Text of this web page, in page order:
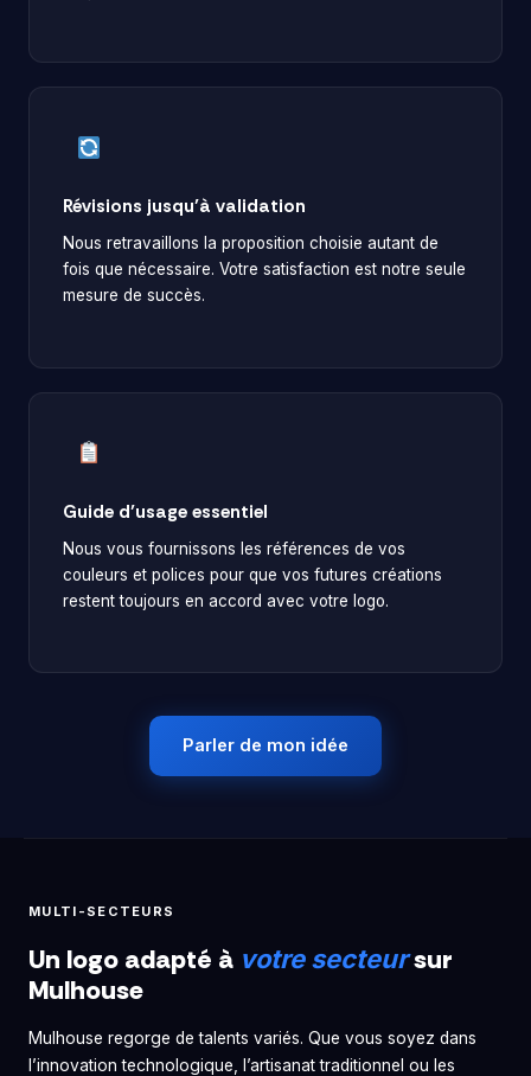
Révisions jusqu’à validation
Nous retravaillons la proposition choisie autant de
fois que nécessaire. Votre satisfaction est notre seule
mesure de succès.
Guide d’usage essentiel
Nous vous fournissons les références de vos
couleurs et polices pour que vos futures créations
restent toujours en accord avec votre logo.
Parler de mon idée
MULTI-SECTEURS
Un logo adapté à votre secteursur
Mulhouse
Mulhouse regorge de talents variés. Que vous soyez dans
l’innovation technologique, l’artisanat traditionnel ou les